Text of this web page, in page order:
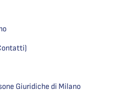
Giuridiche di Milano